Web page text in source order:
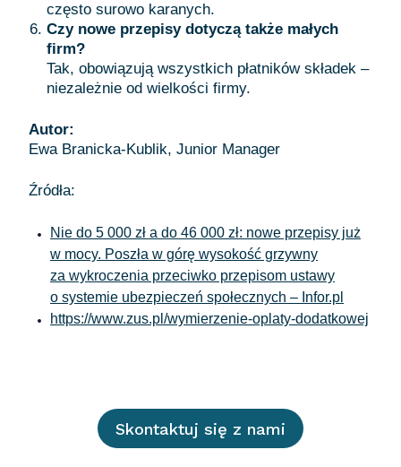
często surowo karanych.
Czy nowe przepisy dotyczą także małych
firm?
Tak, obowiązują wszystkich płatników składek –
niezależnie od wielkości firmy.
Autor:
Ewa Branicka-Kublik, Junior Manager
Źródła:
Nie do 5 000 zł a do 46 000 zł: nowe przepisy już
w mocy. Poszła w górę wysokość grzywny
za wykroczenia przeciwko przepisom ustawy
o systemie ubezpieczeń społecznych – Infor.pl
https://www.zus.pl/wymierzenie-oplaty-dodatkowej
Skontaktuj się z nami